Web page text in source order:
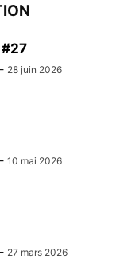
- 28 juin 2026
- 10 mai 2026
- 27 mars 2026